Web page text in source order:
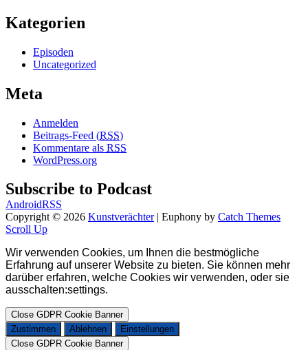
Kategorien
Episoden
Uncategorized
Meta
Anmelden
Beitrags-Feed (RSS)
Kommentare als RSS
WordPress.org
Subscribe to Podcast
AndroidRSS
Copyright © 2026 Kunstverächter | Euphony by Catch Themes
Scroll Up
Wir verwenden Cookies, um Ihnen die bestmögliche
Erfahrung auf unserer Website zu bieten. Sie können mehr
darüber erfahren, welche Cookies wir verwenden, oder sie
ausschalten:settings.
Close GDPR Cookie Banner
Zustimmen
Ablehnen
Einstellungen
Close GDPR Cookie Banner